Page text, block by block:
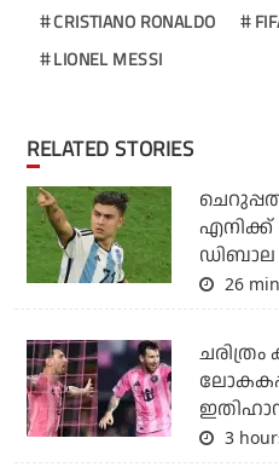
CRISTIANO RONALDO
LIONEL MESSI
RELATED STORIES
എനിക്ക്
ഡിബാല
26
ചരിത്രം
3